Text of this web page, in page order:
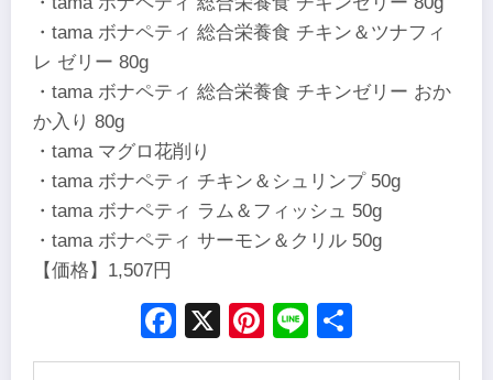
・tama ボナペティ 総合栄養食 チキン＆ツナフィ
レ ゼリー 80g
・tama ボナペティ 総合栄養食 チキンゼリー おか
か入り 80g
・tama マグロ花削り
・tama ボナペティ チキン＆シュリンプ 50g
・tama ボナペティ ラム＆フィッシュ 50g
・tama ボナペティ サーモン＆クリル 50g
【価格】1,507円
Facebook
X Pinterest
Line